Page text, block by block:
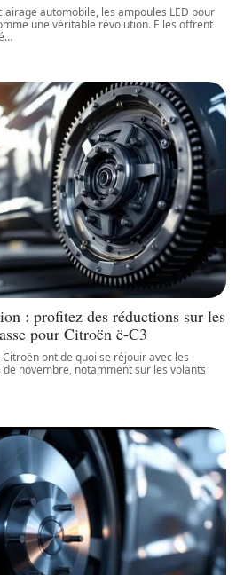
automobile, les ampoules LED pour
une véritable révolution. Elles offrent
…
: profitez des réductions sur les
pour Citroën ë-C3
ont de quoi se réjouir avec les
novembre, notamment sur les volants